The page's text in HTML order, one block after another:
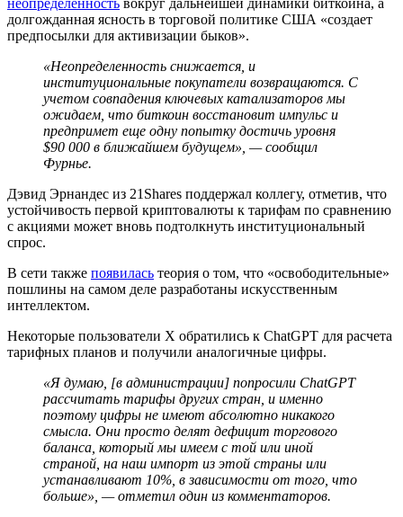
долгожданная ясность в торговой политике США «создает
предпосылки для активизации быков».
«Неопределенность снижается, и
институциональные покупатели возвращаются. С
учетом совпадения ключевых катализаторов мы
ожидаем, что биткоин восстановит импульс и
предпримет еще одну попытку достичь уровня
$90 000 в ближайшем будущем», — сообщил
Фурнье.
Дэвид Эрнандес из 21Shares поддержал коллегу, отметив, что
устойчивость первой криптовалюты к тарифам по сравнению
с акциями может вновь подтолкнуть институциональный
спрос.
В сети также появилась теория о том, что «освободительные»
пошлины на самом деле разработаны искусственным
интеллектом.
Некоторые пользователи X обратились к ChatGPT для расчета
тарифных планов и получили аналогичные цифры.
«Я думаю, [в администрации] попросили ChatGPT
рассчитать тарифы других стран, и именно
поэтому цифры не имеют абсолютно никакого
смысла. Они просто делят дефицит торгового
баланса, который мы имеем с той или иной
страной, на наш импорт из этой страны или
устанавливают 10%, в зависимости от того, что
больше», — отметил один из комментаторов.